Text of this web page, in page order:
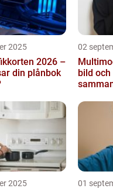
2025
2026 –
din plånbok
02
bild
2025 01